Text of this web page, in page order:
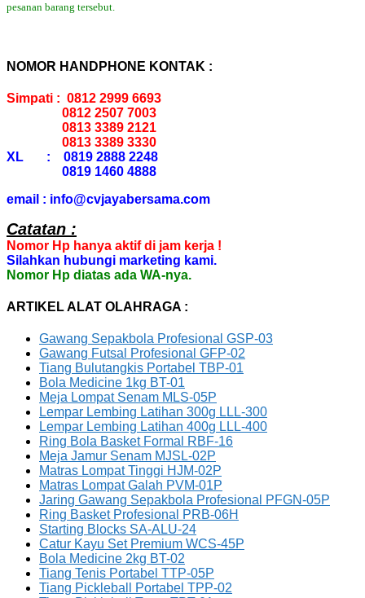
pesanan barang tersebut.
NOMOR HANDPHONE KONTAK :
Simpati : 0812 2999 6693
0812 2507 7003
0813 3389 2121
0813 3389 3330
XL : 0819 2888 2248
0819 1460 4888
email : info@cvjayabersama.com
Catatan :
Nomor Hp hanya aktif di jam kerja !
Silahkan hubungi marketing kami.
Nomor Hp diatas ada WA-nya.
ARTIKEL ALAT OLAHRAGA :
Gawang Sepakbola Profesional GSP-03
Gawang Futsal Profesional GFP-02
Tiang Bulutangkis Portabel TBP-01
Bola Medicine 1kg BT-01
Meja Lompat Senam MLS-05P
Lempar Lembing Latihan 300g LLL-300
Lempar Lembing Latihan 400g LLL-400
Ring Bola Basket Formal RBF-16
Meja Jamur Senam MJSL-02P
Matras Lompat Tinggi HJM-02P
Matras Lompat Galah PVM-01P
Jaring Gawang Sepakbola Profesional PFGN-05P
Ring Basket Profesional PRB-06H
Starting Blocks SA-ALU-24
Catur Kayu Set Premium WCS-45P
Bola Medicine 2kg BT-02
Tiang Tenis Portabel TTP-05P
Tiang Pickleball Portabel TPP-02